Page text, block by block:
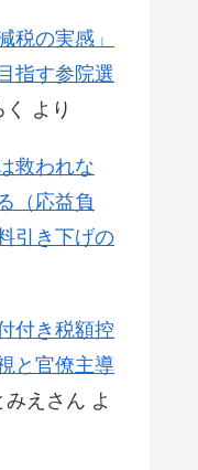
税の実感」
指す参院選
より
救われな
（応益負
引き下げの
付き税額控
と官僚主導
みえさん よ